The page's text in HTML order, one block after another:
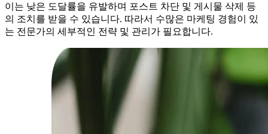
이는 낮은 도달률을 유발하며 포스트 차단 및 게시물 삭제 등
의 조치를 받을 수 있습니다. 따라서 수많은 마케팅 경험이 있
는 전문가의 세부적인 전략 및 관리가 필요합니다.